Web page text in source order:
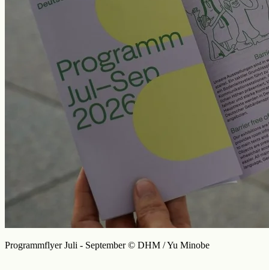
Programmflyer Juli - September © DHM / Yu Minobe